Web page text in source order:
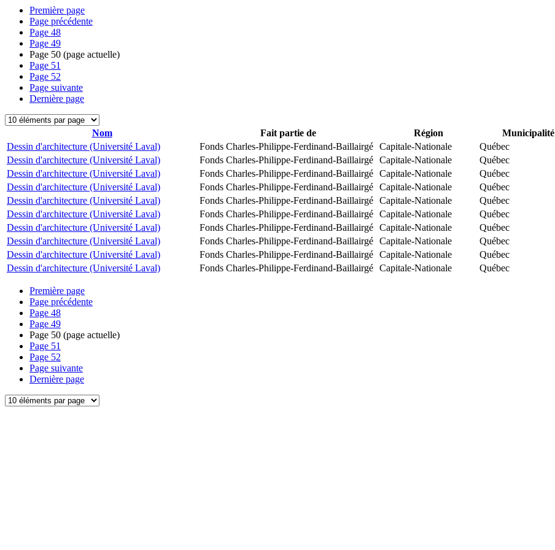
Première page
Page précédente
Page 48
Page 49
Page 50 (page actuelle)
Page 51
Page 52
Page suivante
Dernière page
Nom Fait partie de Région Municipalité
Dessin d'architecture (Université Laval)
Fonds Charles-Philippe-Ferdinand-Baillairgé Capitale-Nationale
Québec
Dessin d'architecture (Université Laval)
Fonds Charles-Philippe-Ferdinand-Baillairgé Capitale-Nationale
Québec
Dessin d'architecture (Université Laval)
Fonds Charles-Philippe-Ferdinand-Baillairgé Capitale-Nationale
Québec
Dessin d'architecture (Université Laval)
Fonds Charles-Philippe-Ferdinand-Baillairgé Capitale-Nationale
Québec
Dessin d'architecture (Université Laval)
Fonds Charles-Philippe-Ferdinand-Baillairgé Capitale-Nationale
Québec
Dessin d'architecture (Université Laval)
Fonds Charles-Philippe-Ferdinand-Baillairgé Capitale-Nationale
Québec
Dessin d'architecture (Université Laval)
Fonds Charles-Philippe-Ferdinand-Baillairgé Capitale-Nationale
Québec
Dessin d'architecture (Université Laval)
Fonds Charles-Philippe-Ferdinand-Baillairgé Capitale-Nationale
Québec
Dessin d'architecture (Université Laval)
Fonds Charles-Philippe-Ferdinand-Baillairgé Capitale-Nationale
Québec
Dessin d'architecture (Université Laval)
Fonds Charles-Philippe-Ferdinand-Baillairgé Capitale-Nationale Québec
Première page
Page précédente
Page 48
Page 49
Page 50 (page actuelle)
Page 51
Page 52
Page suivante
Dernière page